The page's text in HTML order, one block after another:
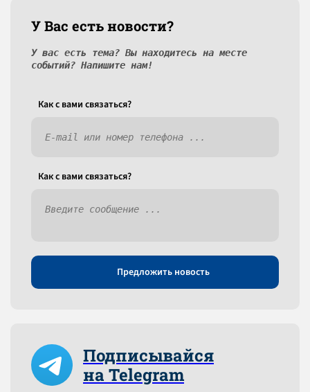
У Вас есть новости?
У вас есть тема? Вы находитесь на месте
событий? Напишите нам!
Как c вами связаться?
Как c вами связаться?
Предложить новость
Подписывайся
на Telegram